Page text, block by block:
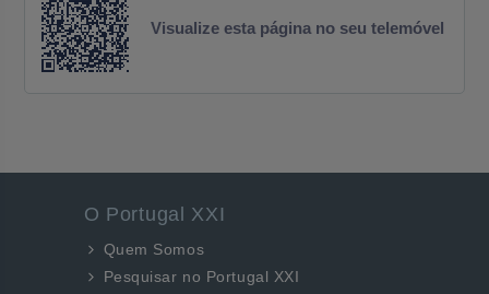
Visualize esta página no seu telemóvel
O Portugal XXI
Quem Somos
Pesquisar no Portugal XXI